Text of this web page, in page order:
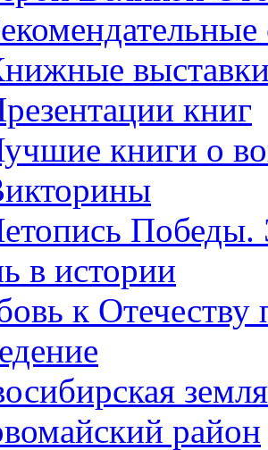
книг
книги о
Победы.
в истории
к Отечеству
земля
район